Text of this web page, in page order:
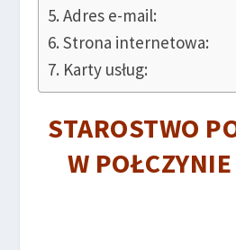
Adres e-mail:
Strona internetowa:
Karty usług:
STAROSTWO
W